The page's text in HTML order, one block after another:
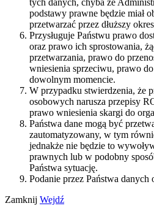
tych danych, chyba że
podstawy prawne będzie miał
przetwarzać przez dłuższy
Przysługuje Państwu prawo
oraz prawo ich sprostowania,
przetwarzania, prawo do
wniesienia sprzeciwu, prawo
dowolnym momencie.
W przypadku stwierdzenia, że
osobowych narusza przepisy
prawo wniesienia skargi do
Państwa dane mogą być
zautomatyzowany, w tym
jednakże nie będzie to
prawnych lub w podobny
Państwa sytuację.
Podanie przez Państwa
Zamknij Wejdź